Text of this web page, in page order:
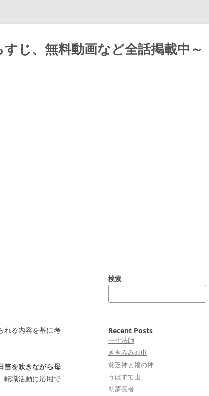
じ、無料動画など全話掲載中～
れる内容を基に考
笛を吹きながら母
転職活動に応用で
検索
Recent Posts
一寸法師
ききみみ頭巾
貧乏神と福の神
うばすて山
初夢長者